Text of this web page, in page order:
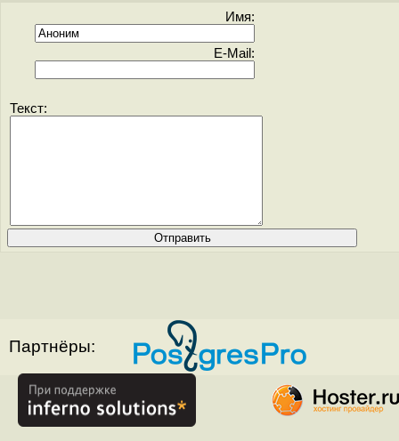
Имя:
E-Mail:
Текст:
Партнёры: